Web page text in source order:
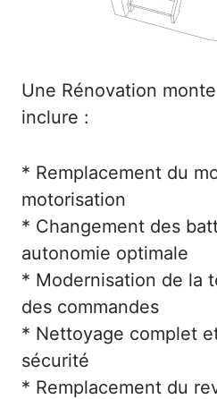
Une Rénovation
inclure :
* Remplacement du
motorisation
* Changement des
autonomie optimale
* Modernisation de la
des commandes
* Nettoyage complet
sécurité
* Remplacement du